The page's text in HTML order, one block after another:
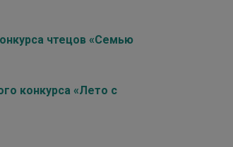
чтецов «Семью
конкурса «Лето с